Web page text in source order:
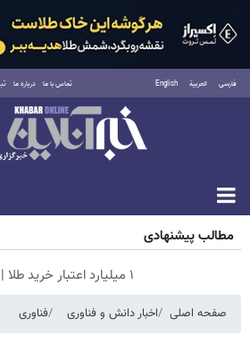
فارسی العربية English تماس با ما درباره ما
شنبه ۱۷ مرداد ۱۴۰۵
مطالب پیشنهادی
۱ میلیارد اعتبار خرید طلا | بدون ضامن و چک
صفحه اصلی اخبار دانش و فناوری فناوری